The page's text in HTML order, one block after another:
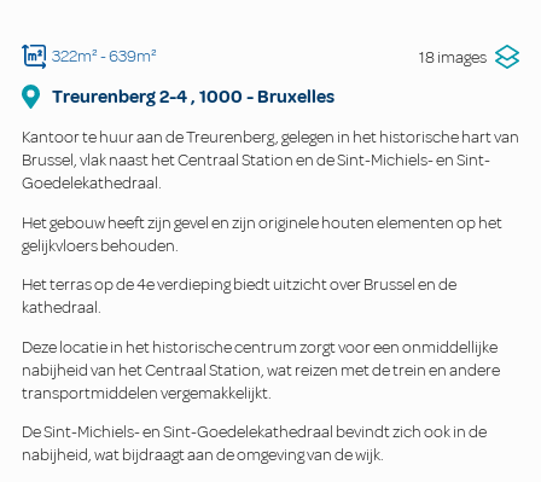
322m²- 639m² 18 images
Treurenberg2-4, 1000 -Bruxelles
Kantoor te huur aan de Treurenberg, gelegen in het historische hart van
Brussel, vlak naast het Centraal Station en de Sint-Michiels- en Sint-
Goedelekathedraal.
Het gebouw heeft zijn gevel en zijn originele houten elementen op het
gelijkvloers behouden.
Het terras op de 4e verdieping biedt uitzicht over Brussel en de
kathedraal.
Deze locatie in het historische centrum zorgt voor een onmiddellijke
nabijheid van het Centraal Station, wat reizen met de trein en andere
transportmiddelen vergemakkelijkt.
De Sint-Michiels- en Sint-Goedelekathedraal bevindt zich ook in de
nabijheid, wat bijdraagt aan de omgeving van de wijk.